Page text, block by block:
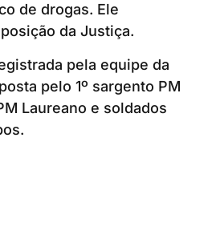
de drogas. Ele
da Justiça.
pela equipe da
pelo 1º sargento PM
Laureano e soldados